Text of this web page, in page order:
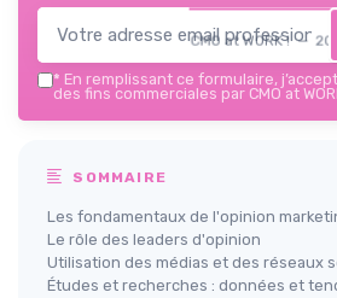
CMO at WORK ! —
* En remplissant ce formulaire,
des fins commerciales par CMO at
SOMMAIRE
Les fondamentaux de l'opinion
Le rôle des leaders d'opinion
Utilisation des médias et des réseaux
Études et recherches : données et